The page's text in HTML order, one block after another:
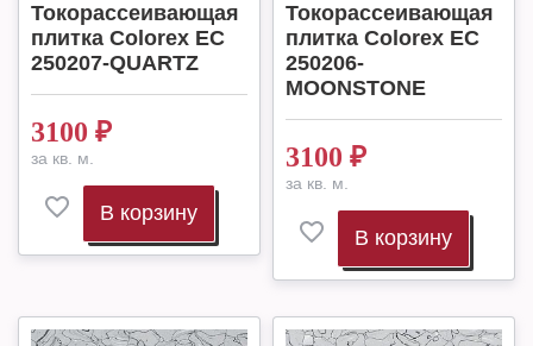
Токорассеивающая
плитка Colorex EC
250207-QUARTZ
3100 ₽
за кв. м.
В корзину
Токорассеивающая
плитка Colorex EC
250206-
MOONSTONE
3100 ₽
за кв. м.
В корзину